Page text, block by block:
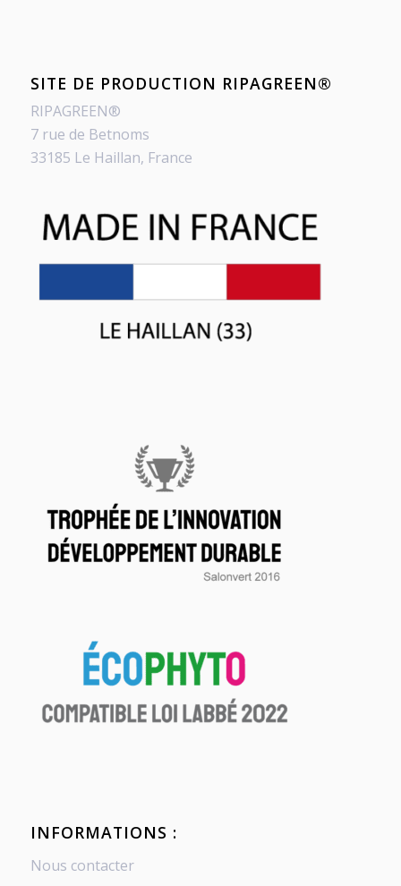
SITE DE PRODUCTION RIPAGREEN®
RIPAGREEN®
7 rue de Betnoms
33185 Le Haillan, France
INFORMATIONS :
Nous contacter